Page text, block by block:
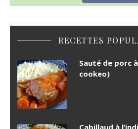
RECETTES
Sauté de porc
cookeo)